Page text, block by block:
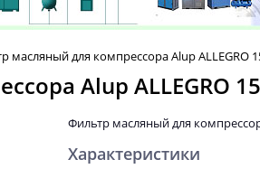
масляный для компрессора Alup ALLEGRO
Alup ALLEGRO 15
Фильтр масляный для
Характеристики